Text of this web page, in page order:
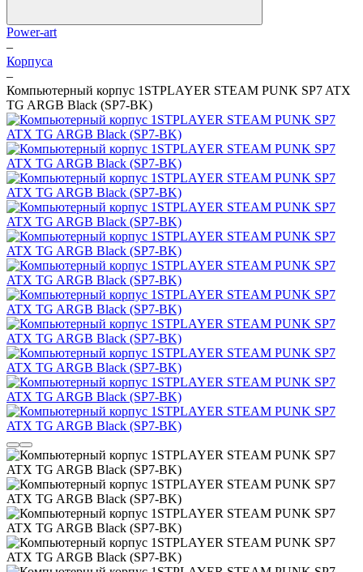
Power-art
–
Корпуса
–
Компьютерный корпус 1STPLAYER STEAM PUNK SP7 ATX
TG ARGB Black (SP7-BK)